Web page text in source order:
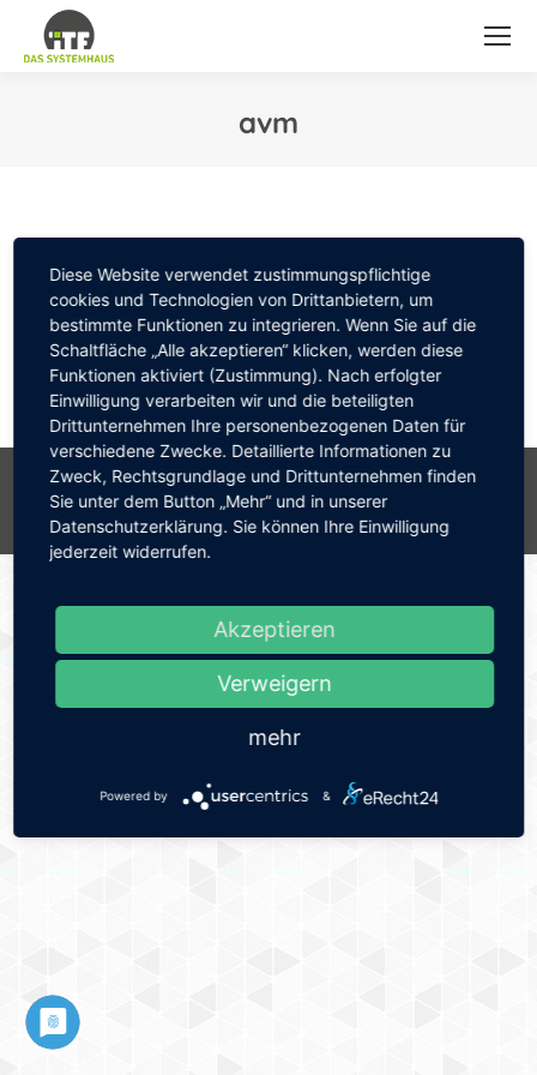
avm
© 2026 by ITF-Systemhaus GmbH . Design & Programmierung;
www.mediapool.de
Weitere Links
Diese Website verwendet zustimmungspflichtige
cookies und Technologien von Drittanbietern, um
bestimmte Funktionen zu integrieren. Wenn Sie auf die
Schaltfläche „Alle akzeptieren“ klicken, werden diese
Funktionen aktiviert (Zustimmung). Nach erfolgter
Einwilligung verarbeiten wir und die beteiligten
Drittunternehmen Ihre personenbezogenen Daten für
verschiedene Zwecke. Detaillierte Informationen zu
Zweck, Rechtsgrundlage und Drittunternehmen finden
Sie unter dem Button „Mehr“ und in unserer
Datenschutzerklärung. Sie können Ihre Einwilligung
jederzeit widerrufen.
Akzeptieren
Verweigern
mehr
Powered by &